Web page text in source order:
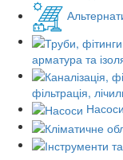
арматура та
фільтрація,
Насоси